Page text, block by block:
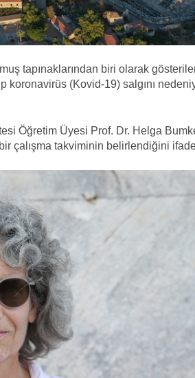
tapınaklarından biri olarak
koronavirüs (Kovid-19) salgını
Öğretim Üyesi Prof. Dr. Helga
çalışma takviminin belirlendiğini